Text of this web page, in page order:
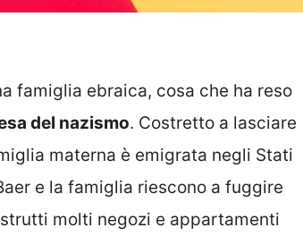
famiglia ebraica, cosa che ha reso
del nazismo. Costretto a lasciare
materna è emigrata negli Stati
e la famiglia riescono a fuggire
molti negozi e appartamenti